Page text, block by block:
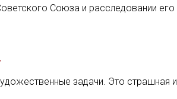
Союза и расследовании
задачи. Это страшная